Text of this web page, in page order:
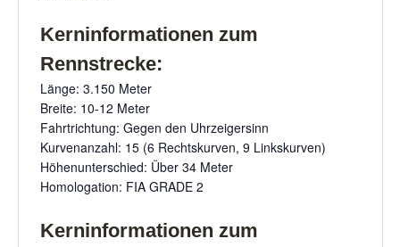
Kerninformationen zum
Rennstrecke:
Länge: 3.150 Meter
Breite: 10-12 Meter
Fahrtrichtung: Gegen den Uhrzeigersinn
Kurvenanzahl: 15 (6 Rechtskurven, 9 Linkskurven)
Höhenunterschied: Über 34 Meter
Homologation: FIA GRADE 2
Kerninformationen zum